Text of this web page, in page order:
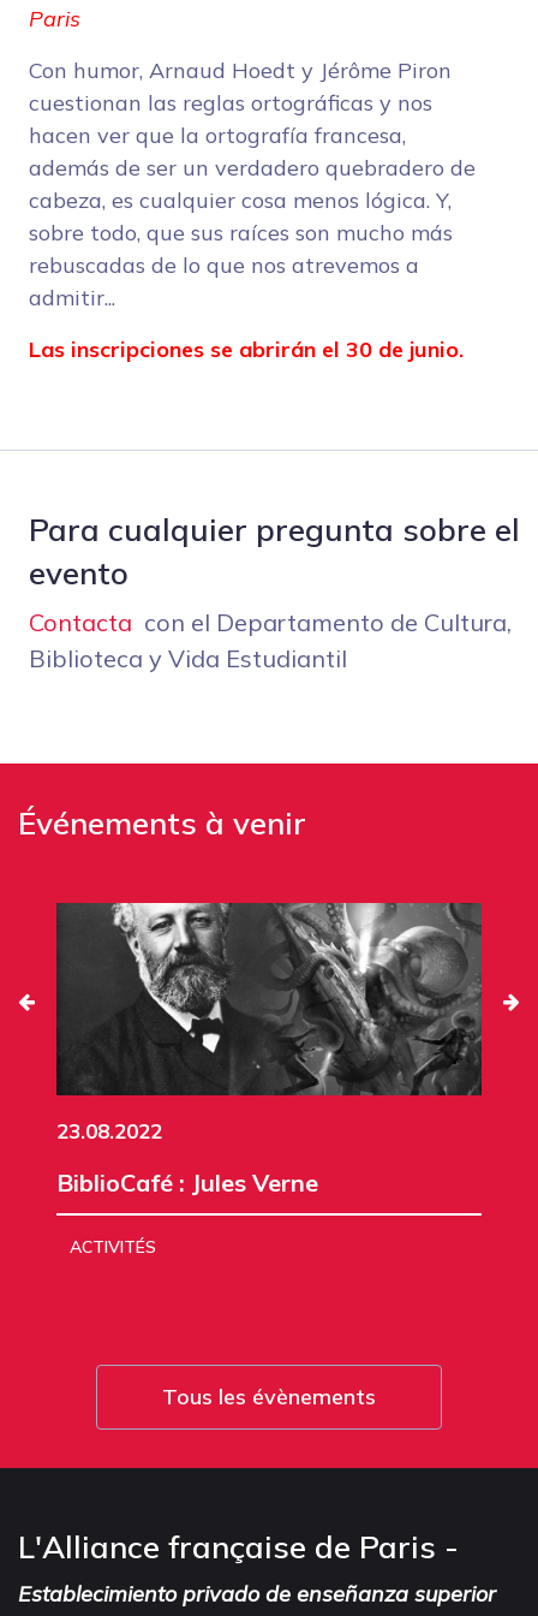
Paris
Con humor, Arnaud Hoedt y Jérôme Piron
cuestionan las reglas ortográficas y nos
hacen ver que la ortografía francesa,
además de ser un verdadero quebradero de
cabeza, es cualquier cosa menos lógica. Y,
sobre todo, que sus raíces son mucho más
rebuscadas de lo que nos atrevemos a
admitir...
Las inscripciones se abrirán el 30 de junio.
Para cualquier pregunta sobre el
evento
Contacta con el Departamento de Cultura,
Biblioteca y Vida Estudiantil
Événements à venir
23.08.2022
BiblioCafé : Jules Verne
ACTIVITÉS
Tous les évènements
L'Alliance française de Paris -
Establecimiento privado de enseñanza superior